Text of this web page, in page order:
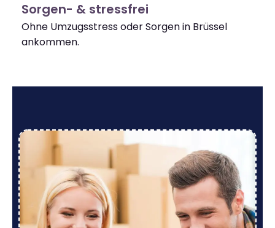
Sorgen- & stressfrei
Ohne Umzugsstress oder Sorgen in Brüssel
ankommen.